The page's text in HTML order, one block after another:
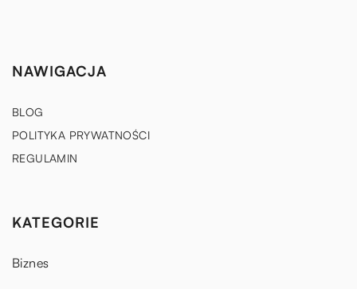
NAWIGACJA
BLOG
POLITYKA PRYWATNOŚCI
REGULAMIN
KATEGORIE
Biznes